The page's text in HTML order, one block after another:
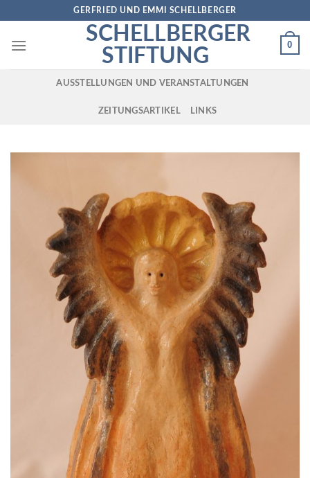
content
GERFRIED UND EMMI SCHELLBERGER
SCHELLBERGER
STIFTUNG
0
AUSSTELLUNGEN UND VERANSTALTUNGEN
ZEITUNGSARTIKEL LINKS